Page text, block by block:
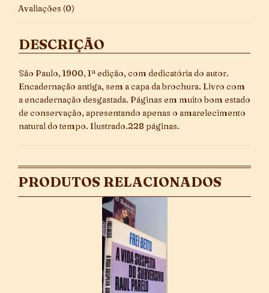
Avaliações (0)
DESCRIÇÃO
São Paulo, 1900, 1ª edição, com dedicatória do autor.
Encadernação antiga, sem a capa da brochura. Livro com
a encadernação desgastada. Páginas em muito bom estado
de conservação, apresentando apenas o amarelecimento
natural do tempo. Ilustrado.228 páginas.
PRODUTOS RELACIONADOS